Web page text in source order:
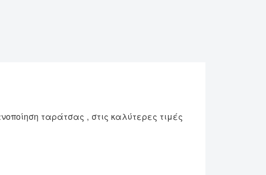
ταράτσας , στις καλύτερες τιμές